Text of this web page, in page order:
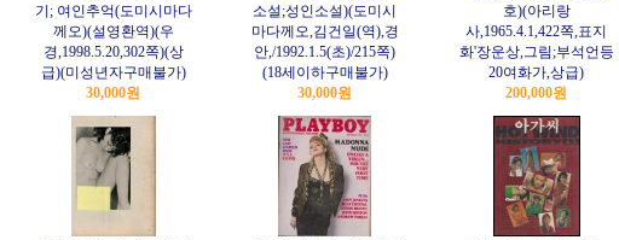
기; 여인추억(도미시마다
께오)(설영환역)(우
경,1998.5.20,302쪽)(상
급)(미성년자구매불가)
30,000원
소설;성인소설)(도미시
마다께오,김건일(역),경
안,/1992.1.5(초)/215쪽)
(18세이하구매불가)
30,000원
호)(아리랑
사,1965.4.1,422쪽,표지
화'장운상,그림;부석언등
20여화가,상급)
200,000원